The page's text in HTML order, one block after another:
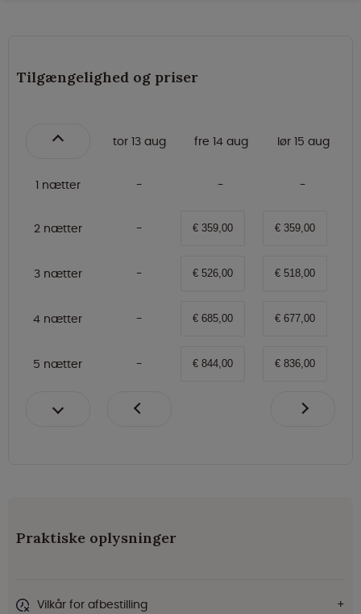
Tilgængelighed og priser
tor 13 aug fre 14 aug lør 15 aug
1 nætter
2 nætter € 359,00 € 359,00
3 nætter € 526,00 € 518,00
4 nætter € 685,00 € 677,00
5 nætter € 844,00 € 836,00
Praktiske oplysninger
Vilkår for afbestilling